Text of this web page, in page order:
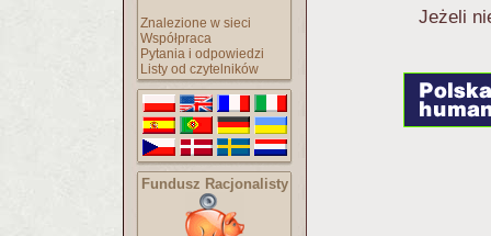
Znalezione w sieci
Współpraca
Pytania i odpowiedzi
Listy od czytelników
Fundusz Racjonalisty
Jeżeli